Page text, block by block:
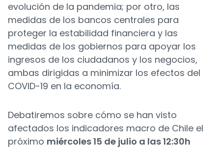
evolución de la pandemia; por otro, las
medidas de los bancos centrales para
proteger la estabilidad financiera y las
medidas de los gobiernos para apoyar los
ingresos de los ciudadanos y los negocios,
ambas dirigidas a minimizar los efectos del
COVID-19 en la economía.
Debatiremos sobre cómo se han visto
afectados los indicadores macro de Chile el
próximo miércoles 15 de julio a las 12:30h